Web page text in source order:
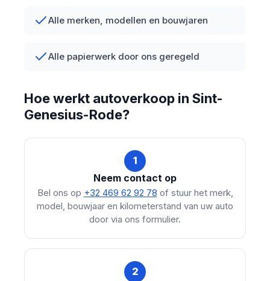
Alle merken, modellen en bouwjaren
Alle papierwerk door ons geregeld
Hoe werkt autoverkoop in Sint-
Genesius-Rode?
1
Neem contact op
Bel ons op +32 469 62 92 78 of stuur het merk,
model, bouwjaar en kilometerstand van uw auto
door via ons formulier.
2